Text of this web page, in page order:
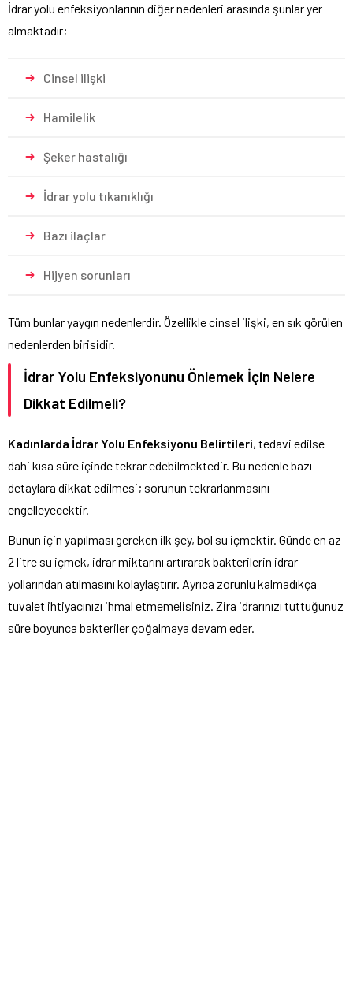
İdrar yolu enfeksiyonlarının diğer nedenleri arasında şunlar yer
almaktadır;
Cinsel ilişki
Hamilelik
Şeker hastalığı
İdrar yolu tıkanıklığı
Bazı ilaçlar
Hijyen sorunları
Tüm bunlar yaygın nedenlerdir. Özellikle cinsel ilişki, en sık görülen
nedenlerden birisidir.
İdrar Yolu Enfeksiyonunu Önlemek İçin Nelere
Dikkat Edilmeli?
Kadınlarda İdrar Yolu Enfeksiyonu Belirtileri, tedavi edilse
dahi kısa süre içinde tekrar edebilmektedir. Bu nedenle bazı
detaylara dikkat edilmesi; sorunun tekrarlanmasını
engelleyecektir.
Bunun için yapılması gereken ilk şey, bol su içmektir. Günde en az
2 litre su içmek, idrar miktarını artırarak bakterilerin idrar
yollarından atılmasını kolaylaştırır. Ayrıca zorunlu kalmadıkça
tuvalet ihtiyacınızı ihmal etmemelisiniz. Zira idrarınızı tuttuğunuz
süre boyunca bakteriler çoğalmaya devam eder.